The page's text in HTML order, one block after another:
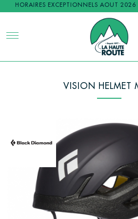
HORAIRES EXCEPTIONNELS AOUT
VISION HELMET